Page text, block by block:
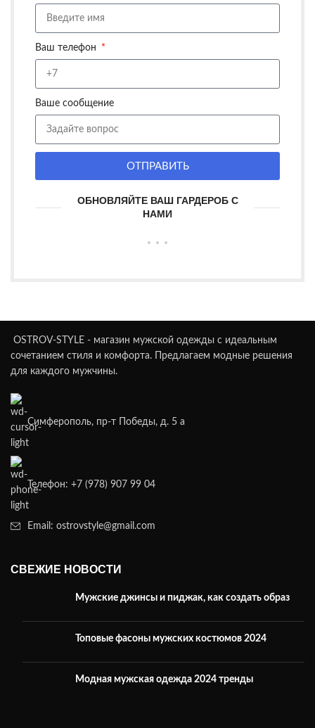
Ваш телефон
Ваше сообщение
ОТПРАВИТЬ
ОБНОВЛЯЙТЕ ВАШ ГАРДЕРОБ С
НАМИ
OSTROV-STYLE - магазин мужской одежды с идеальным
сочетанием стиля и комфорта. Предлагаем модные решения
для каждого мужчины.
Симферополь, пр-т Победы, д. 5 а
Телефон: +7 (978) 907 99 04
Email: ostrovstyle@gmail.com
СВЕЖИЕ НОВОСТИ
Мужские джинсы и пиджак, как создать образ
Топовые фасоны мужских костюмов 2024
Модная мужская одежда 2024 тренды